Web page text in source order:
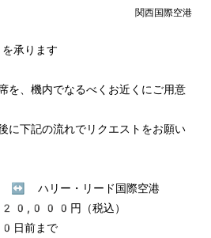
関西国際空港
承ります
を、機内でなるべくお近くにご用意
に下記の流れでリクエストをお願い
↔︎ ハリー・リード国際空港
20,000円（税込）
日前まで